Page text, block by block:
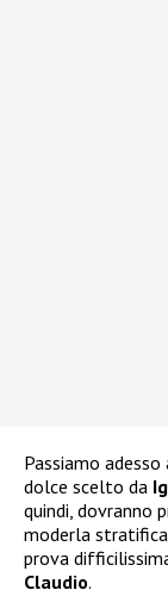
Passiamo
dolce scelto da
quindi, dovranno
moderla
prova
Claudio.